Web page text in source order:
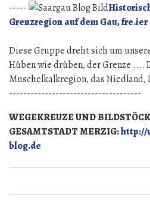
-----
Grenzregion auf dem Gau,
Diese Gruppe dreht sich um
Hüben wie drüben, der Grenze ....
Muschelkalkregion, das
-------------------------------------
WEGEKREUZE UND
GESAMTSTADT MERZIG:http://
blog.de